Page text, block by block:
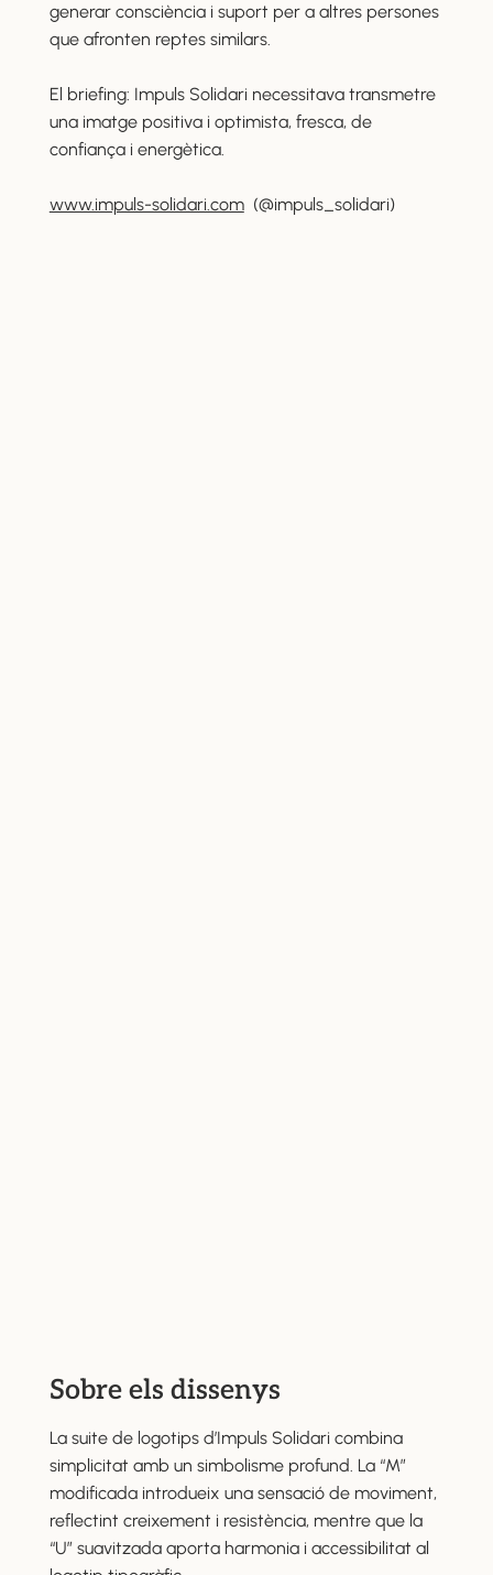
generar consciència i suport per a altres persones
que afronten reptes similars.
El briefing: Impuls Solidari necessitava transmetre
una imatge positiva i optimista, fresca, de
confiança i energètica.
www.impuls-solidari.com(@impuls_solidari)
Sobre els dissenys
La suite de logotips d’Impuls Solidari combina
simplicitat amb un simbolisme profund. La “M”
modificada introdueix una sensació de moviment,
reflectint creixement i resistència, mentre que la
“U” suavitzada aporta harmonia i accessibilitat al